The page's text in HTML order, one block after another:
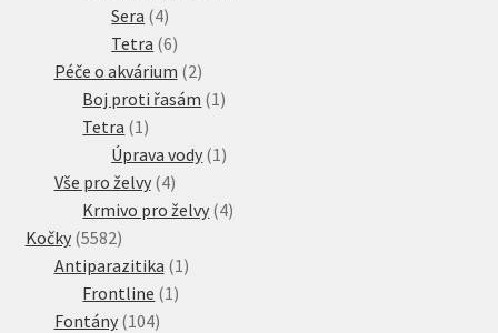
Sera 44
produkty
Tetra 66
produktů
Péče o akvárium 22
produkty
Boj proti řasám 1 1
Tetra 1 1
produkt
Úprava vody 1 1
Vše pro želvy 44
produkty
Krmivo pro želvy 44
Kočky 55825582
produktů
Antiparazitika 1 1
Frontline 1 1
Fontány 104104